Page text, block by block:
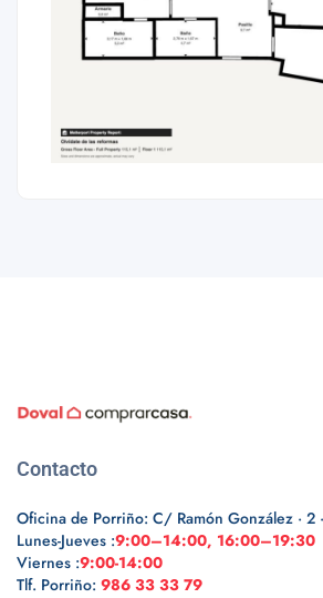
Contacto
Oficina de Porriño: C/ Ramón González · 2
Lunes-Jueves :9:00–14:00, 16:00–19:30
Viernes :9:00-14:00
Tlf. Porriño: 986 33 33 79